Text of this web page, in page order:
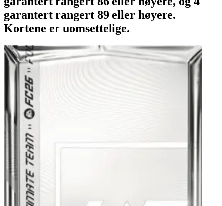
garantert rangert 89 eller høyere.
Kortene er uomsettelige.